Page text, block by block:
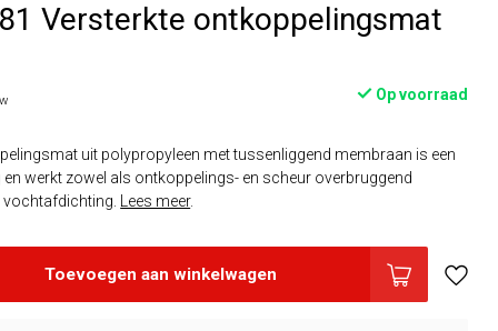
Versterkte ontkoppelingsmat
Op voorraad
uit polypropyleen met tussenliggend membraan is een
werkt zowel als ontkoppelings- en scheur overbruggend
Lees meer.
Toevoegen aan winkelwagen